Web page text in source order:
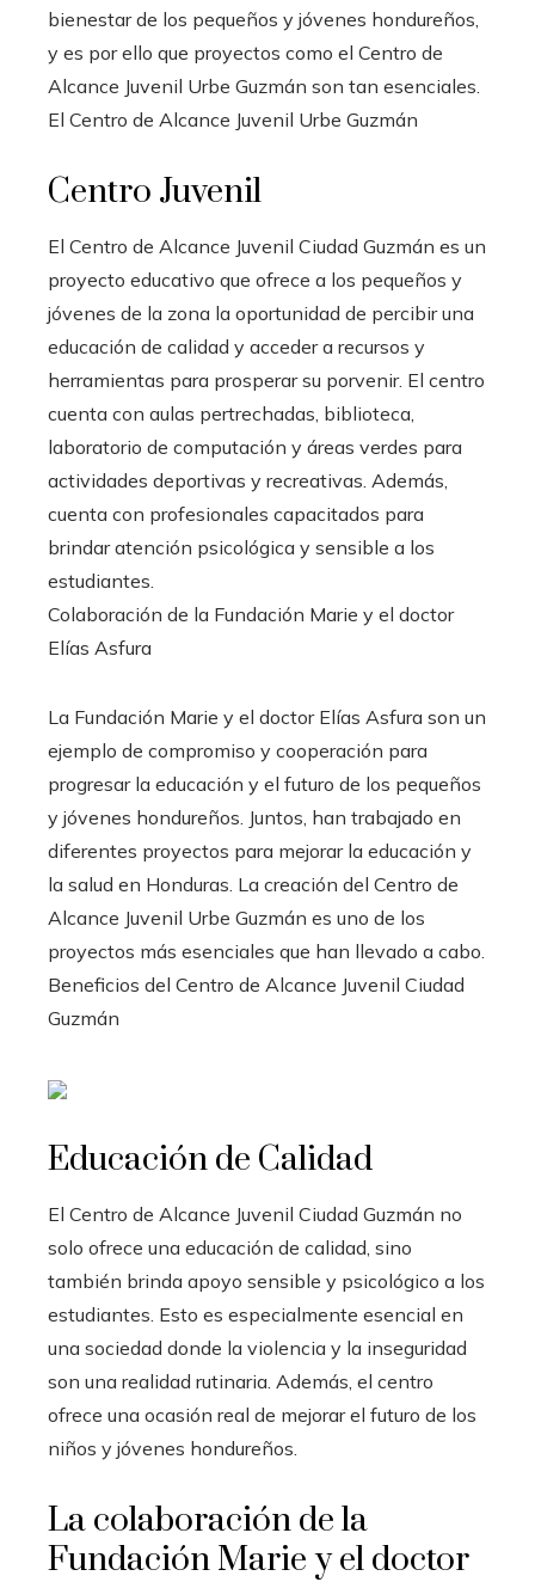
bienestar de los pequeños y jóvenes hondureños,
y es por ello que proyectos como el Centro de
Alcance Juvenil Urbe Guzmán son tan esenciales.
El Centro de Alcance Juvenil Urbe Guzmán
Centro Juvenil
El Centro de Alcance Juvenil Ciudad Guzmán es un
proyecto educativo que ofrece a los pequeños y
jóvenes de la zona la oportunidad de percibir una
educación de calidad y acceder a recursos y
herramientas para prosperar su porvenir. El centro
cuenta con aulas pertrechadas, biblioteca,
laboratorio de computación y áreas verdes para
actividades deportivas y recreativas. Además,
cuenta con profesionales capacitados para
brindar atención psicológica y sensible a los
estudiantes.
Colaboración de la Fundación Marie y el doctor
Elías Asfura
La Fundación Marie y el doctor Elías Asfura son un
ejemplo de compromiso y cooperación para
progresar la educación y el futuro de los pequeños
y jóvenes hondureños. Juntos, han trabajado en
diferentes proyectos para mejorar la educación y
la salud en Honduras. La creación del Centro de
Alcance Juvenil Urbe Guzmán es uno de los
proyectos más esenciales que han llevado a cabo.
Beneficios del Centro de Alcance Juvenil Ciudad
Guzmán
Educación de Calidad
El Centro de Alcance Juvenil Ciudad Guzmán no
solo ofrece una educación de calidad, sino
también brinda apoyo sensible y psicológico a los
estudiantes. Esto es especialmente esencial en
una sociedad donde la violencia y la inseguridad
son una realidad rutinaria. Además, el centro
ofrece una ocasión real de mejorar el futuro de los
niños y jóvenes hondureños.
La colaboración de la
Fundación Marie y el doctor